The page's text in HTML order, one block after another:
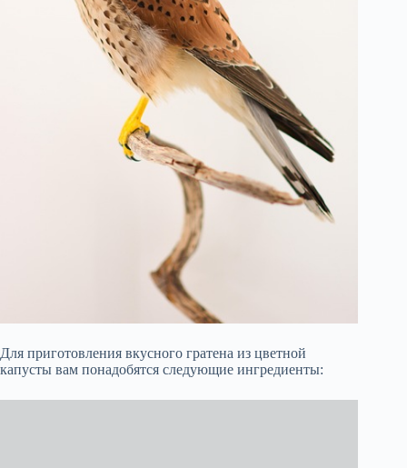
Для приготовления вкусного гратена из цветной
капусты вам понадобятся следующие ингредиенты: